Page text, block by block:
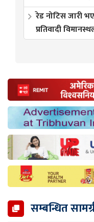
रेड नोटिस जारी
प्रतिवादी
सम्बन्धित